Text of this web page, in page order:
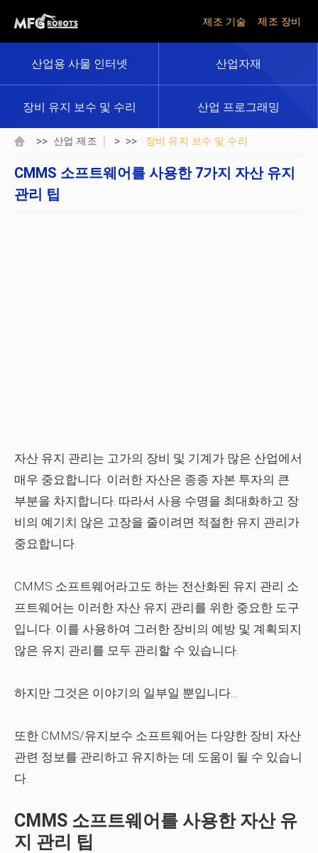
제조 기술 제조 장비
산업용 사물 인터넷 산업자재
장비 유지 보수 및 수리 산업 프로그래밍
>> 산업 제조 > >> 장비 유지 보수 및 수리
CMMS 소프트웨어를 사용한 7가지 자산 유지
관리 팁
자산 유지 관리는 고가의 장비 및 기계가 많은 산업에서
매우 중요합니다. 이러한 자산은 종종 자본 투자의 큰
부분을 차지합니다. 따라서 사용 수명을 최대화하고 장
비의 예기치 않은 고장을 줄이려면 적절한 유지 관리가
중요합니다.
CMMS 소프트웨어라고도 하는 전산화된 유지 관리 소
프트웨어는 이러한 자산 유지 관리를 위한 중요한 도구
입니다. 이를 사용하여 그러한 장비의 예방 및 계획되지
않은 유지 관리를 모두 관리할 수 있습니다.
하지만 그것은 이야기의 일부일 뿐입니다...
또한 CMMS/유지보수 소프트웨어는 다양한 장비 자산
관련 정보를 관리하고 유지하는 데 도움이 될 수 있습니
다.
CMMS 소프트웨어를 사용한 자산 유
지 관리 팁